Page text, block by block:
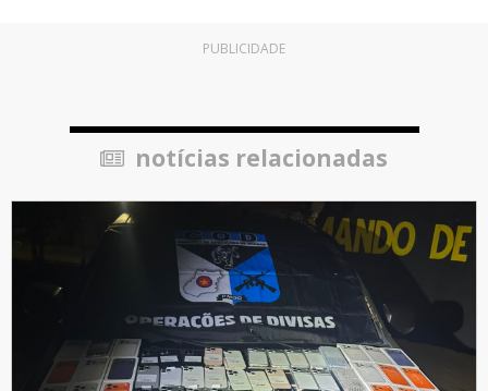
PUBLICIDADE
notícias relacionadas